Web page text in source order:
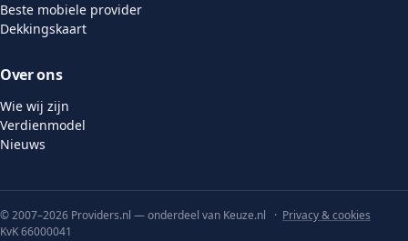
Beste mobiele provider
Dekkingskaart
Over ons
Wie wij zijn
Verdienmodel
Nieuws
© 2007–2026 Providers.nl — onderdeel van Keuze.nl · Privacy & cookies
KvK 66000041